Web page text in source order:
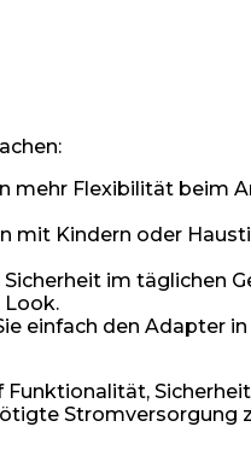
mehr Flexibilität beim
mit Kindern oder
im täglichen
Look.
einfach den Adapter
Stromversorgung